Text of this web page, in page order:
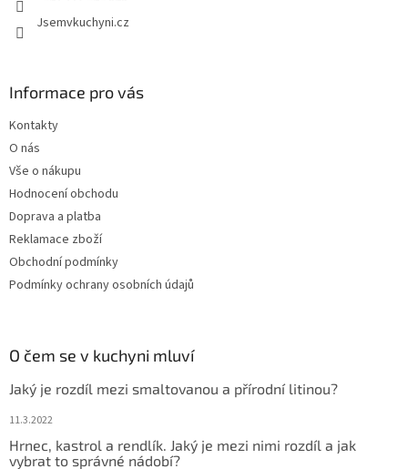
Jsemvkuchyni.cz
Informace pro vás
Kontakty
O nás
Vše o nákupu
Hodnocení obchodu
Doprava a platba
Reklamace zboží
Obchodní podmínky
Podmínky ochrany osobních údajů
O čem se v kuchyni mluví
Jaký je rozdíl mezi smaltovanou a přírodní litinou?
11.3.2022
Hrnec, kastrol a rendlík. Jaký je mezi nimi rozdíl a jak
vybrat to správné nádobí?